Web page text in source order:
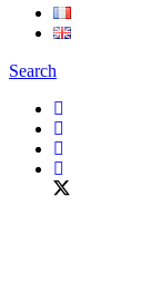
Search